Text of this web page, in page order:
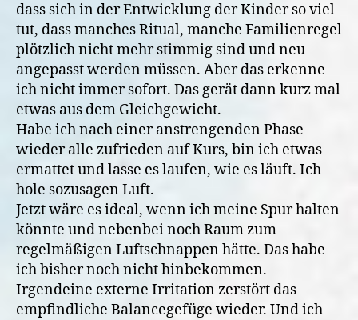
dass sich in der Entwicklung der Kinder so viel
tut, dass manches Ritual, manche Familienregel
plötzlich nicht mehr stimmig sind und neu
angepasst werden müssen. Aber das erkenne
ich nicht immer sofort. Das gerät dann kurz mal
etwas aus dem Gleichgewicht.
Habe ich nach einer anstrengenden Phase
wieder alle zufrieden auf Kurs, bin ich etwas
ermattet und lasse es laufen, wie es läuft. Ich
hole sozusagen Luft.
Jetzt wäre es ideal, wenn ich meine Spur halten
könnte und nebenbei noch Raum zum
regelmäßigen Luftschnappen hätte. Das habe
ich bisher noch nicht hinbekommen.
Irgendeine externe Irritation zerstört das
empfindliche Balancegefüge wieder. Und ich